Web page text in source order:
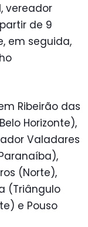
vereador
de 9
em seguida,
Ribeirão das
Horizonte),
Valadares
(Norte),
(Triângulo
e Pouso